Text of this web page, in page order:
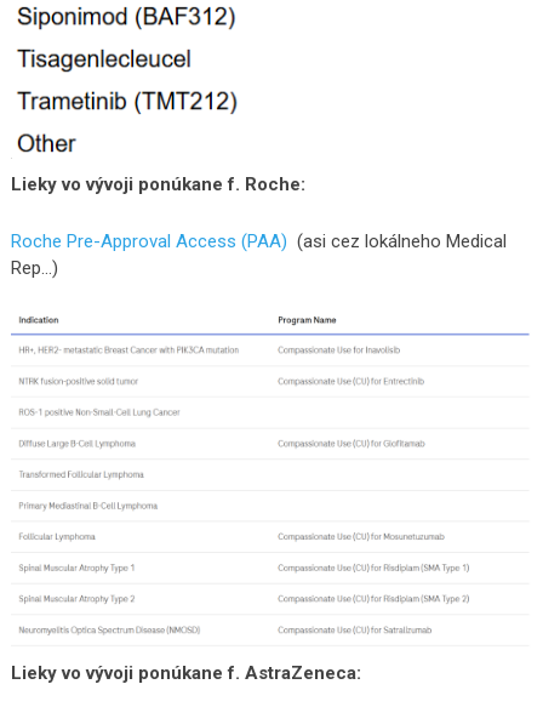
Lieky vo vývoji ponúkane f. Roche:
Roche Pre-Approval Access (PAA) (asi cez lokálneho Medical
Rep…)
Lieky vo vývoji ponúkane f. AstraZeneca: